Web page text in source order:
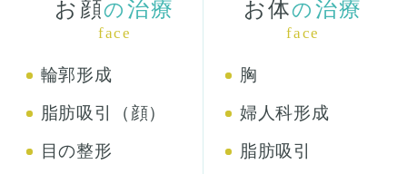
お顔の 治療
face
輪郭形成
脂肪吸引（顔）
目の整形
お体の 治療
face
胸
婦人科形成
脂肪吸引